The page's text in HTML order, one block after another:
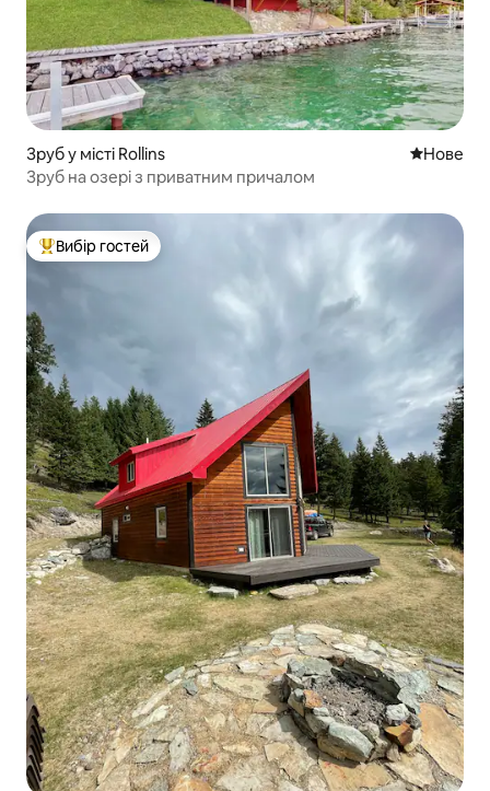
Зруб у місті Rollins Нове
Нове
Зруб на озері з приватним причалом
Топ вибір гостей
Вибір гостей